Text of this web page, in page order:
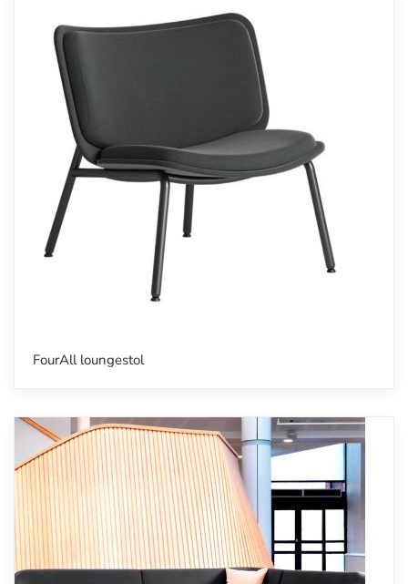
FourAll loungestol